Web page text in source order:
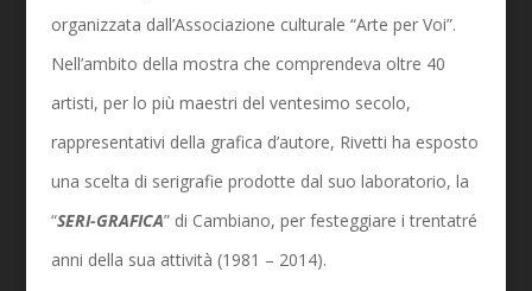
organizzata dall’Associazione culturale “Arte per Voi”.
Nell’ambito della mostra che comprendeva oltre 40
artisti, per lo più maestri del ventesimo secolo,
rappresentativi della grafica d’autore, Rivetti ha esposto
una scelta di serigrafie prodotte dal suo laboratorio, la
“SERI-GRAFICA” di Cambiano, per festeggiare i trentatré
anni della sua attività (1981 – 2014).